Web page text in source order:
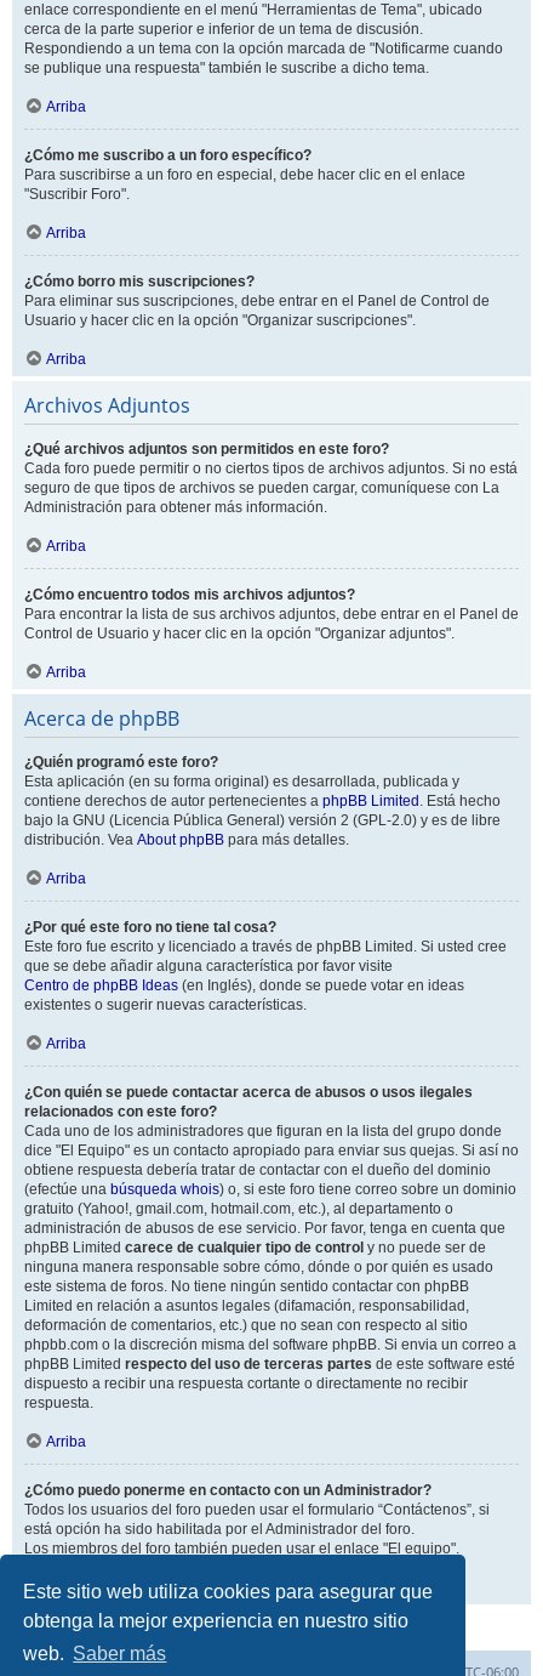
Este sitio web utiliza cookies para asegurar que
obtenga la mejor experiencia en nuestro sitio
web. Saber más
enlace correspondiente en el menú "Herramientas de Tema", ubicado
cerca de la parte superior e inferior de un tema de discusión.
Respondiendo a un tema con la opción marcada de "Notificarme cuando
se publique una respuesta" también le suscribe a dicho tema.
Arriba
¿Cómo me suscribo a un foro específico?
Para suscribirse a un foro en especial, debe hacer clic en el enlace
"Suscribir Foro".
Arriba
¿Cómo borro mis suscripciones?
Para eliminar sus suscripciones, debe entrar en el Panel de Control de
Usuario y hacer clic en la opción "Organizar suscripciones".
Arriba
Archivos Adjuntos
¿Qué archivos adjuntos son permitidos en este foro?
Cada foro puede permitir o no ciertos tipos de archivos adjuntos. Si no está
seguro de que tipos de archivos se pueden cargar, comuníquese con La
Administración para obtener más información.
Arriba
¿Cómo encuentro todos mis archivos adjuntos?
Para encontrar la lista de sus archivos adjuntos, debe entrar en el Panel de
Control de Usuario y hacer clic en la opción "Organizar adjuntos".
Arriba
Acerca de phpBB
¿Quién programó este foro?
Esta aplicación (en su forma original) es desarrollada, publicada y
contiene derechos de autor pertenecientes a phpBB Limited . Está hecho
bajo la GNU (Licencia Pública General) versión 2 (GPL-2.0) y es de libre
distribución. Vea About phpBB para más detalles.
Arriba
¿Por qué este foro no tiene tal cosa?
Este foro fue escrito y licenciado a través de phpBB Limited. Si usted cree
que se debe añadir alguna característica por favor visite
Centro de phpBB Ideas (en Inglés), donde se puede votar en ideas
existentes o sugerir nuevas características.
Arriba
¿Con quién se puede contactar acerca de abusos o usos ilegales
relacionados con este foro?
Cada uno de los administradores que figuran en la lista del grupo donde
dice "El Equipo" es un contacto apropiado para enviar sus quejas. Si así no
obtiene respuesta debería tratar de contactar con el dueño del dominio
(efectúe una búsqueda whois) o, si este foro tiene correo sobre un dominio
gratuito (Yahoo!, gmail.com, hotmail.com, etc.), al departamento o
administración de abusos de ese servicio. Por favor, tenga en cuenta que
phpBB Limited carece de cualquier tipo de control y no puede ser de
ninguna manera responsable sobre cómo, dónde o por quién es usado
este sistema de foros. No tiene ningún sentido contactar con phpBB
Limited en relación a asuntos legales (difamación, responsabilidad,
deformación de comentarios, etc.) que no sean con respecto al sitio
phpbb.com o la discreción misma del software phpBB. Si envia un correo a
phpBB Limited respecto del uso de terceras partes de este software esté
dispuesto a recibir una respuesta cortante o directamente no recibir
respuesta.
Arriba
¿Cómo puedo ponerme en contacto con un Administrador?
Todos los usuarios del foro pueden usar el formulario “Contáctenos”, si
está opción ha sido habilitada por el Administrador del foro.
Los miembros del foro también pueden usar el enlace "El equipo".
Arriba
UTC-06:00